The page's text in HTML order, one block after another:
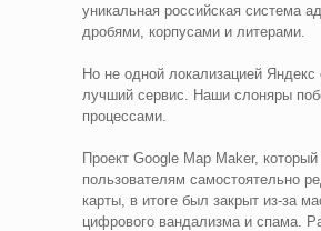
уникальная российская система
дробями, корпусами и литерами.
Но не одной локализацией Яндекс
лучший сервис. Наши слоняры
процессами.
Проект Google Map Maker,
пользователям самостоятельно
карты, в итоге был закрыт из-за
цифрового вандализма и спама.